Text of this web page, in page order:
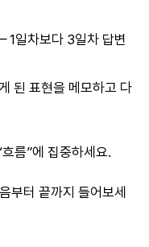
1일차보다 3일차 답변
된 표현을 메모하고 다
름”에 집중하세요.
부터 끝까지 들어보세